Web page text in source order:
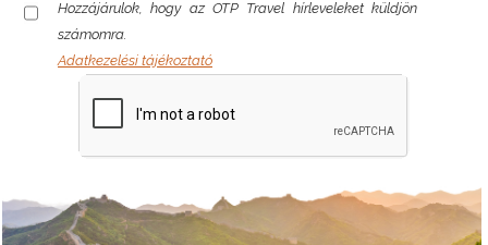
Hozzájárulok, hogy az OTP Travel hírleveleket küldjön
számomra.
Adatkezelési tájékoztató